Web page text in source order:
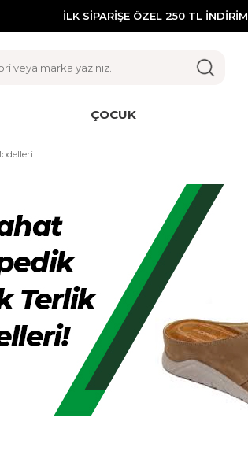
İLK SİPARİŞE ÖZEL 250 TL İNDİRİM
ÇOCUK